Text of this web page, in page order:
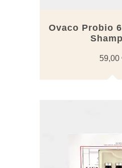
Ovaco Probio
59,00